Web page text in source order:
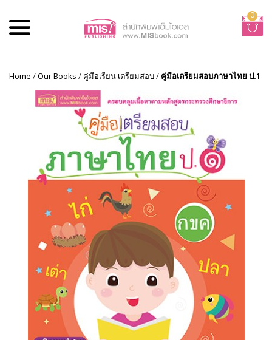
0
Home /Our Books / คู่มือเรียน เตรียมสอบ/ คู่มือเตรียมสอบภาษาไทย ป.1